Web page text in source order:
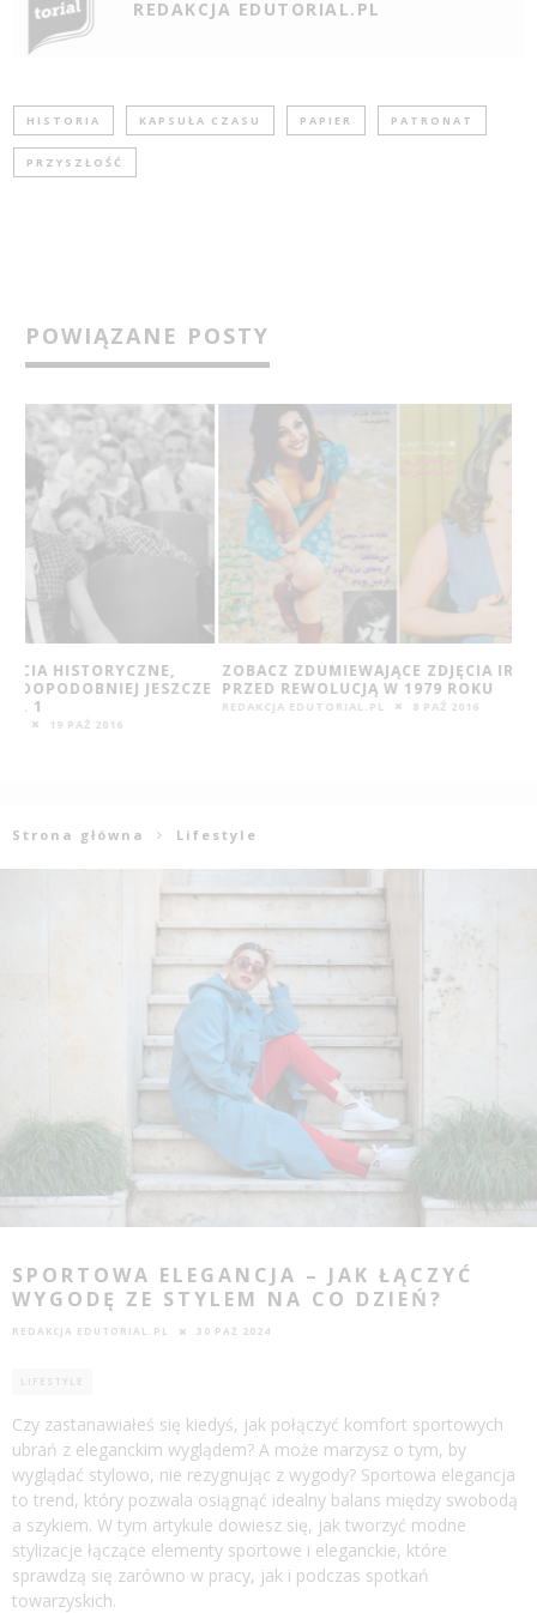
REDAKCJA EDUTORIAL.PL
HISTORIA KAPSUŁA CZASU PAPIER PATRONAT
PRZYSZŁOŚĆ
POWIĄZANE POSTY
ZOBACZ ZDUMIEWAJĄCE ZDJĘCIA IRANEK
PRZED REWOLUCJĄ W 1979 ROKU
REDAKCJA EDUTORIAL.PL 8 PAŹ 2016
NOWOCZEŚNIE
KONFERENCJA
REDAKCJA
Strona główna Lifestyle
SPORTOWA ELEGANCJA – JAK ŁĄCZYĆ
WYGODĘ ZE STYLEM NA CO DZIEŃ?
REDAKCJA EDUTORIAL.PL 30 PAŹ 2024
LIFESTYLE
Czy zastanawiałeś się kiedyś, jak połączyć komfort sportowych
ubrań z eleganckim wyglądem? A może marzysz o tym, by
wyglądać stylowo, nie rezygnując z wygody? Sportowa elegancja
to trend, który pozwala osiągnąć idealny balans między swobodą
a szykiem. W tym artykule dowiesz się, jak tworzyć modne
stylizacje łączące elementy sportowe i eleganckie, które
sprawdzą się zarówno w pracy, jak i podczas spotkań
towarzyskich.